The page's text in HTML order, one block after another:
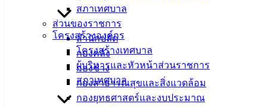
สภาเทศบาล
ส่วนของราชการ
สำนักปลัด
กองคลัง
กองช่าง
กองสาธารณสุขและสิ่งแวดล้อม
กองยุทธศาสตร์และงบประมาณ
โครงสร้างองค์กร
โครงสร้างเทศบาล
ผู้บริหารและหัวหน้าส่วนราชการ
สภาเทศบาล
เมืองอ่างศิลา
(2 ม.ค. 68) นายวินัย พ้นภัยพาล นายกเทศมนตรีเมืองอ่างศิลา
พร้อมด้วยคณะผู้บริหาร และหัวหน้าส่วนราชการ ร่วมต้อนรับ
ข้าราชการโอน/ย้าย มาปฏิบัติราชการที่เทศบาลเมืองอ่างศิลา
เริ่มต้นปีใหม่กับงานและสถานที่แห่งใหม่ โดยนายกเทศมนตรีได้
กล่าวให้โอวาทและแนะแนวทางการทำงานเพื่อพัฒนาเมืองอ่าง